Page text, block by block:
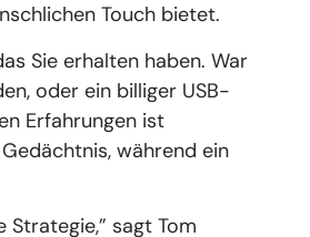
Touch bietet.
Sie erhalten haben. War
oder ein billiger USB-
Erfahrungen ist
während ein
sagt Tom